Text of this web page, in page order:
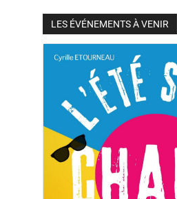
LES ÉVÉNEMENTS À VENIR